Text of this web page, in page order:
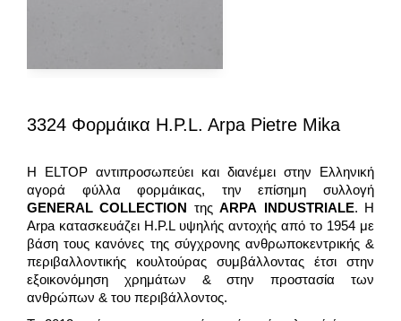
3324 Φορμάικα H.P.L. Arpa Pietre Mika
H ELTOP αντιπροσωπεύει και διανέμει στην Ελληνική
αγορά φύλλα φορμάικας, την επίσημη συλλογή
GENERAL COLLECTION τηςARPA INDUSTRIALE. Η
Arpa κατασκευάζει H.P.L υψηλής αντοχής από το 1954 με
βάση τους κανόνες της σύγχρονης ανθρωποκεντρικής &
περιβαλλοντικής κουλτούρας συμβάλλοντας έτσι στην
εξοικονόμηση χρημάτων & στην προστασία των
ανθρώπων & του περιβάλλοντος.